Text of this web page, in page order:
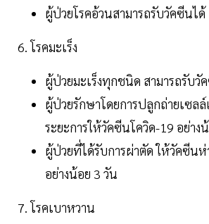
ผู้ป่วยโรคอ้วนสามารถรับวัคซีนได้
6. โรคมะเร็ง
ผู้ป่วยมะเร็งทุกชนิด สามารถรับวั
ผู้ป่วยรักษาโดยการปลูกถ่ายเซลล์
ระยะการให้วัคซีนโควิด-19 อย่าง
ผู้ป่วยที่ได้รับการผ่าตัด ให้วัคซีนห่
อย่างน้อย 3 วัน
7. โรคเบาหวาน